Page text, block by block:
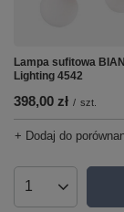
Lampa sufitowa
Lighting 4542
398,00 zł / szt.
+ Dodaj do
Ilość produktów